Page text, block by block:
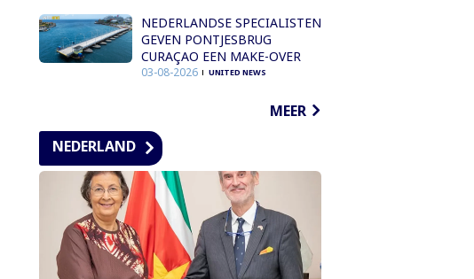
NEDERLANDSE SPECIALISTEN
GEVEN PONTJESBRUG
CURAÇAO EEN MAKE-OVER
03-08-2026 UNITED NEWS
MEER
NEDERLAND